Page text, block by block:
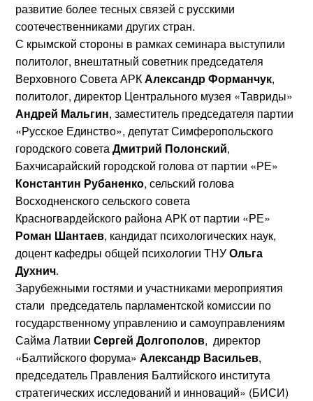
развитие более тесных связей с русскими
соотечественниками других стран.
С крымской стороны в рамках семинара выступили
политолог, внештатный советник председателя
Верховного Совета АРКАлександр Форманчук,
политолог, директор Центрального музея «Тавриды»
Андрей Мальгин, заместитель председателя партии
«Русское Единство», депутат Симферопольского
городского советаДмитрий Полонский,
Бахчисарайский городской голова от партии «РЕ»
Константин Рубаненко, сельский голова
Восходненского сельского совета
Красногвардейского района АРК от партии «РЕ»
Роман Шантаев, кандидат психологических наук,
доцент кафедры общей психологии ТНУОльга
Духнич.
Зарубежными гостями и участниками мероприятия
стали председатель парламентской комиссии по
государственному управлению и самоуправлениям
Сайма ЛатвииСергей Долгополов, директор
«Балтийского форума»Александр Васильев,
председатель Правления Балтийского института
стратегических исследований и инноваций» (БИСИ)